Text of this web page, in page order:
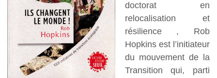
doctorat en
relocalisation et
résilience , Rob
Hopkins est l’initiateur
du mouvement de la
Transition qui, parti